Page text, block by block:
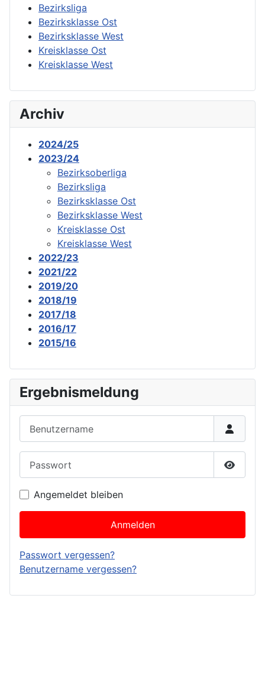
Bezirksliga
Bezirksklasse Ost
Bezirksklasse West
Kreisklasse Ost
Kreisklasse West
Archiv
2024/25
2023/24
Bezirksoberliga
Bezirksliga
Bezirksklasse Ost
Bezirksklasse West
Kreisklasse Ost
Kreisklasse West
2022/23
2021/22
2019/20
2018/19
2017/18
2016/17
2015/16
Ergebnismeldung
Angemeldet bleiben
Anmelden
Passwort vergessen?
Benutzername vergessen?